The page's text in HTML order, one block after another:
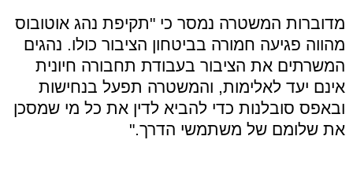
מדוברות המשטרה נמסר כי "תקיפת נהג אוטובוס
מהווה פגיעה חמורה בביטחון הציבור כולו. נהגים
המשרתים את הציבור בעבודת תחבורה חיונית
אינם יעד לאלימות, והמשטרה תפעל בנחישות
ובאפס סובלנות כדי להביא לדין את כל מי שמסכן
את שלומם של משתמשי הדרך."